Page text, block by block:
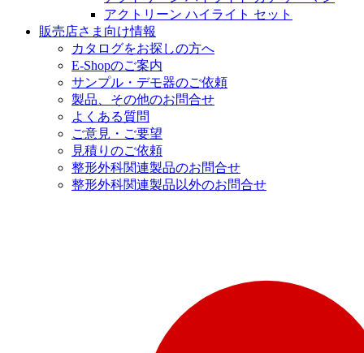
アクトリーン ハイライト セット
販売店さま向け情報
カタログをお探しの方へ
E-Shopのご案内
サンプル・デモ器のご依頼
製品、その他のお問合せ
よくある質問
ご意見・ご要望
見積りのご依頼
整形外科関連製品のお問合せ
整形外科関連製品以外のお問合せ